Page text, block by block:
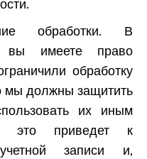
обработки. В
вы имеете право
обработку
мы должны защитить
их иным
это приведет к
записи и,